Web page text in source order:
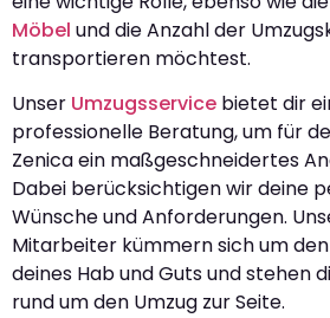
Möbel und die Anzahl der
transportieren möchtest.
Unser Umzugsservice bietet dir
professionelle Beratung, um für
Zenica ein maßgeschneidertes
Dabei berücksichtigen wir deine
Wünsche und Anforderungen.
Mitarbeiter kümmern sich um
deines Hab und Guts und stehen
rund um den Umzug zur Seite.